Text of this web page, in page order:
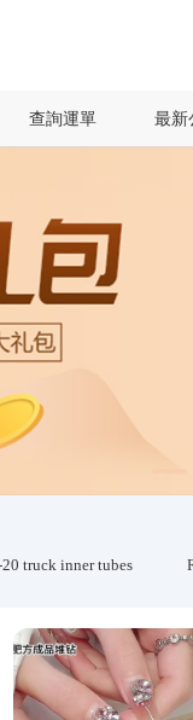
查詢運單 最新
truck inner tubes